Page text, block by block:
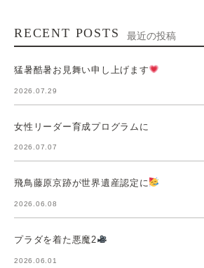
RECENT POSTS 最近の投稿
猛暑酷暑お見舞い申し上げます
2026.07.29
女性リーダー育成プログラムに
2026.07.07
飛鳥藤原京跡が世界遺産認定に
2026.06.08
プラダを着た悪魔2
2026.06.01